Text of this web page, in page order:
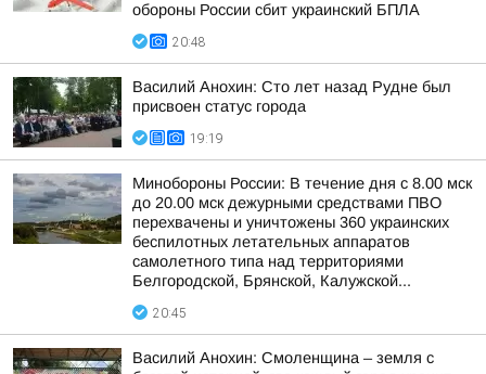
обороны России сбит украинский БПЛА
20:48
Василий Анохин: Сто лет назад Рудне был
присвоен статус города
19:19
Минобороны России: В течение дня с 8.00 мск
до 20.00 мск дежурными средствами ПВО
перехвачены и уничтожены 360 украинских
беспилотных летательных аппаратов
самолетного типа над территориями
Белгородской, Брянской, Калужской...
20:45
Василий Анохин: Смоленщина – земля с